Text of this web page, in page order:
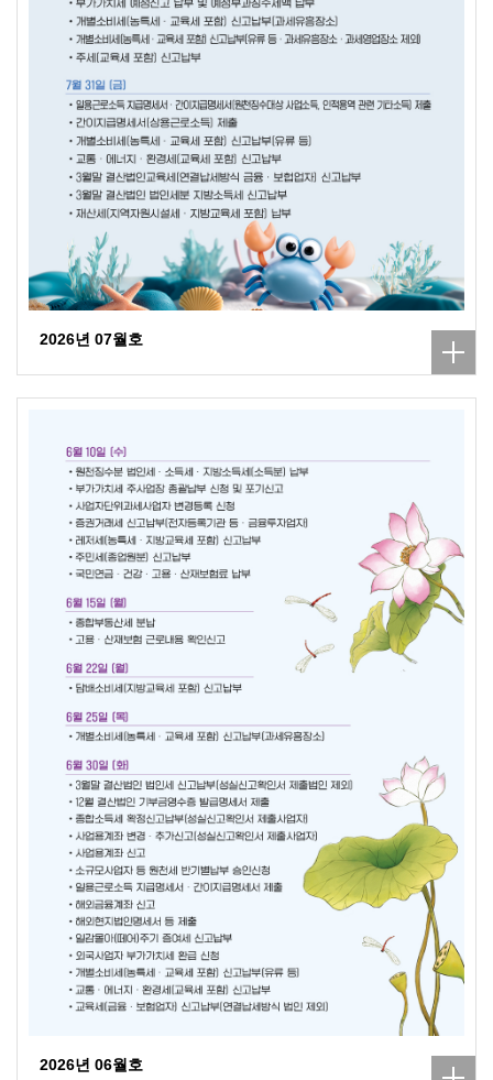
2026년 07월호
2026년 06월호